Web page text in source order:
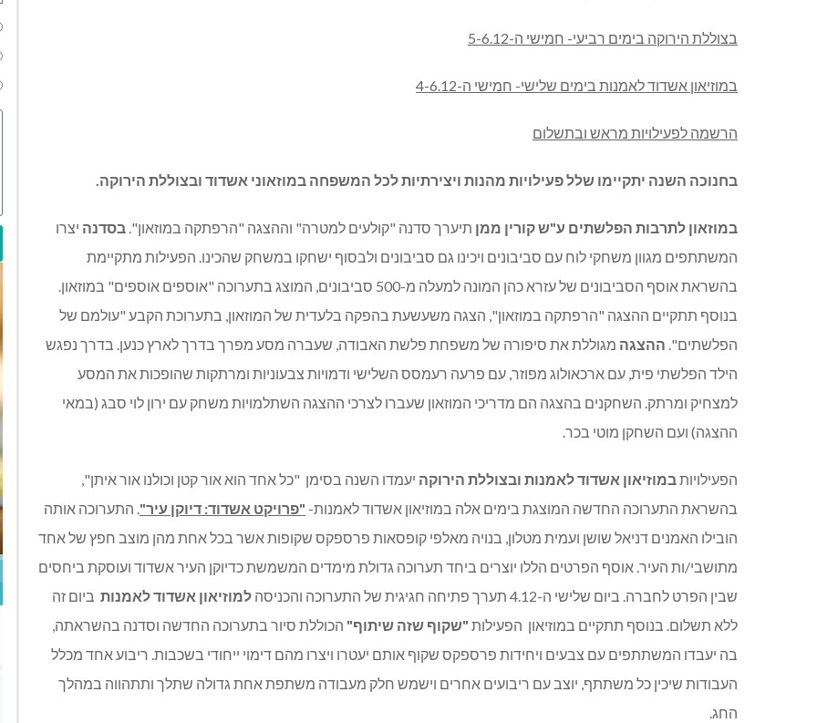
בצוללת הירוקה בימים רביעי- חמישי ה-5-6.12
במוזיאון אשדוד לאמנות בימים שלישי- חמישי ה-4-6.12
הרשמה לפעילויות מראש ובתשלום
בחנוכה השנה יתקיימו שלל פעילויות מהנות ויצירתיות לכל המשפחה במוזאוני אשדוד ובצוללת הירוקה.
במוזאון לתרבות הפלשתים ע"ש קורין ממן תיערך סדנה "קולעים למטרה" וההצגה "הרפתקה במוזאון". בסדנה יצרו
המשתתפים מגוון משחקי לוח עם סביבונים ויכינו גם סביבונים ולבסוף ישחקו במשחק שהכינו. הפעילות מתקיימת
בהשראת אוסף הסביבונים של עזרא כהן המונה למעלה מ-500 סביבונים, המוצג בתערוכה "אוספים אוספים" במוזאון.
בנוסף תתקיים ההצגה "הרפתקה במוזאון", הצגה משעשעת בהפקה בלעדית של המוזאון, בתערוכת הקבע "עולמם של
הפלשתים". ההצגה מגוללת את סיפורה של משפחת פלשת האבודה, שעברה מסע מפרך בדרך לארץ כנען. בדרך נפגש
הילד הפלשתי פית, עם ארכאולוג מפוזר, עם פרעה רעמסס השלישי ודמויות צבעוניות ומרתקות שהופכות את המסע
למצחיק ומרתק. השחקנים בהצגה הם מדריכי המוזאון שעברו לצרכי ההצגה השתלמויות משחק עם ירון לוי סבג (במאי
ההצגה) ועם השחקן מוטי בכר.
הפעילויותבמוזיאון אשדוד לאמנות ובצוללת הירוקה יעמדו השנה בסימן "כל אחד הוא אור קטן וכולנו אור איתן",
בהשראת התערוכה החדשה המוצגת בימים אלה במוזיאון אשדוד לאמנות- "פרויקט אשדוד: דיוקן עיר". התערוכה אותה
הובילו האמנים דניאל שושן ועמית מטלון, בנויה מאלפי קופסאות פרספקס שקופות אשר בכל אחת מהן מוצב חפץ של אחד
מתושבי/ות העיר. אוסף הפרטים הללו יוצרים ביחד תערוכה גדולת מימדים המשמשת כדיוקן העיר אשדוד ועוסקת ביחסים
שבין הפרט לחברה. ביום שלישי ה-4.12 תערך פתיחה חגיגית של התערוכה והכניסה
למוזיאון אשדוד לאמנות ביום זה
ללא תשלום. בנוסף תתקיים במוזיאון הפעילות "שקוף שזה שיתוף" הכוללת סיור בתערוכה החדשה וסדנה בהשראתה,
בה יעבדו המשתתפים עם צבעים ויחידות פרספקס שקוף אותם יעטרו ויצרו מהם דימוי ייחודי בשכבות. ריבוע אחד מכלל
העבודות שיכין כל משתתף, יוצב עם ריבועים אחרים וישמש חלק מעבודה משתפת אחת גדולה שתלך ותתהווה במהלך
החג.